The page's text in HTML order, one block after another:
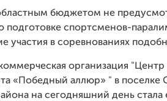
бюджетом не
подготовке спортсменов-
участия в соревнованиях
организация
«Победный аллюр» " в поселке
на сегодняшний день